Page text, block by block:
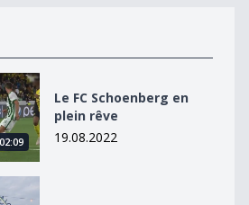
plein rêve
Le FC Schoenberg en
plein rêve
19.08.2022